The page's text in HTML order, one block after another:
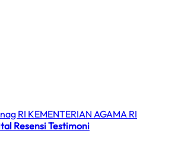
RI KEMENTERIAN AGAMA RI
ResensiTestimoni